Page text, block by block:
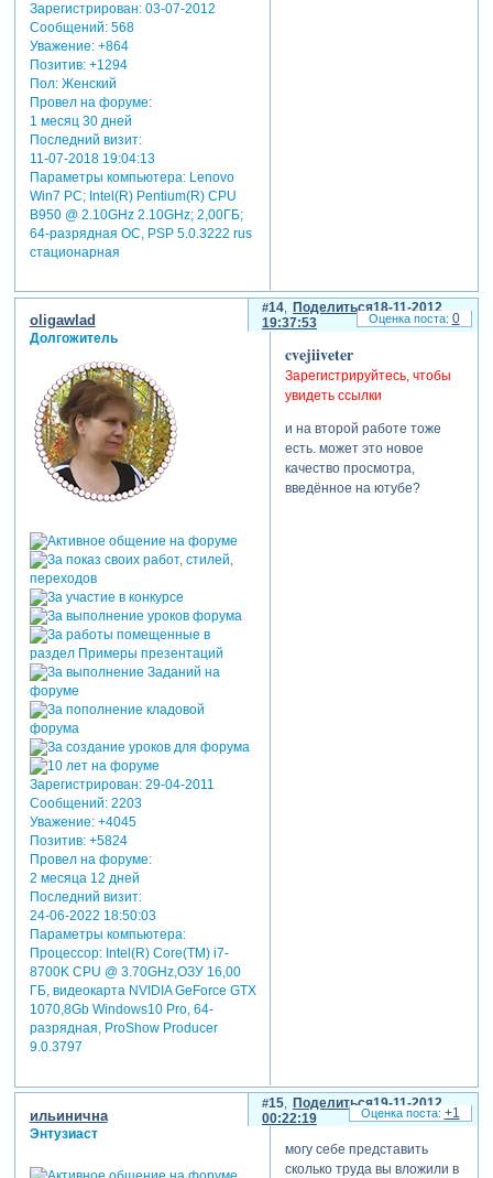
Зарегистрирован: 03-07-2012
Сообщений:568
Уважение: +864
Позитив: +1294
Пол:Женский
Провел на форуме:
1 месяц 30 дней
Последний визит:
11-07-2018 19:04:13
Параметры компьютера:Lenovo
Win7 PC; Intel(R) Pentium(R) CPU
B950 @ 2.10GHz 2.10GHz; 2,00ГБ;
64-разрядная ОС, PSP 5.0.3222 rus
стационарная
Поделиться
14
18-11-2012
19:37:53
oligawlad
Долгожитель
Зарегистрирован: 29-04-2011
Сообщений:2203
Уважение: +4045
Позитив: +5824
Провел на форуме:
2 месяца 12 дней
Последний визит:
24-06-2022 18:50:03
Параметры компьютера:
Процессор: Intel(R) Core(TM) i7-
8700K CPU @ 3.70GHz,ОЗУ 16,00
ГБ, видеокарта NVIDIA GeForce GTX
1070,8Gb Windows10 Pro, 64-
разрядная, ProShow Producer
9.0.3797
cvejiiveter
Зарегистрируйтесь, чтобы
увидеть ссылки
и на второй работе тоже
есть. может это новое
качество просмотра,
введённое на ютубе?
0
Поделиться
15
19-11-2012
00:22:19
ильинична
Энтузиаст
могу себе представить
сколько труда вы вложили в
+1